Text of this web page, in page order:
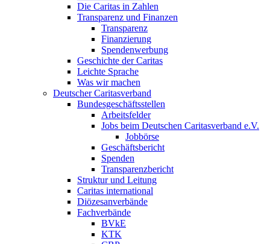
Die Caritas in Zahlen
Transparenz und Finanzen
Transparenz
Finanzierung
Spendenwerbung
Geschichte der Caritas
Leichte Sprache
Was wir machen
Deutscher Caritasverband
Bundesgeschäftsstellen
Arbeitsfelder
Jobs beim Deutschen Caritasverband e.V.
Jobbörse
Geschäftsbericht
Spenden
Transparenzbericht
Struktur und Leitung
Caritas international
Diözesanverbände
Fachverbände
BVkE
KTK